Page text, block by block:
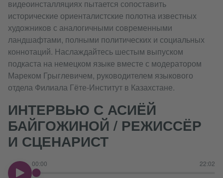
видеоинсталляциях пытается сопоставить
исторические ориенталистские полотна известных
художников с аналогичными современными
ландшафтами, полными политических и социальных
коннотаций. Наслаждайтесь шестым выпуском
подкаста на немецком языке вместе с модератором
Мареком Грыглевичем, руководителем языкового
отдела Филиала Гёте-Институт в Казахстане.
ИНТЕРВЬЮ С АСИЁЙ
БАЙГОЖИНОЙ / РЕЖИССЁР
И СЦЕНАРИСТ
00:00
22:02